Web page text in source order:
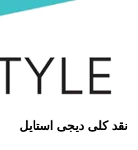
نقد کلی دیجی استایل